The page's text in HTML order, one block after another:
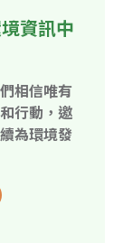
資訊中
相信唯有
行動，邀
為環境發